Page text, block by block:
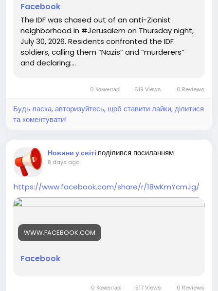
Facebook
The IDF was chased out of an anti-Zionist
neighborhood in #Jerusalem on Thursday night,
July 30, 2026. Residents confronted the IDF
soldiers, calling them “Nazis” and “murderers”
and declaring:...
0 Коментарі 619 Views 0 Reviews
Будь ласка, авторизуйтесь, щоб ставити лайки, ділитися
та коментувати!
Новини у світі поділився посиланням
8 days ago
https://www.facebook.com/share/r/18wKmYcmJg/
WWW.FACEBOOK.COM
Facebook
0 Коментарі 517 Views 0 Reviews